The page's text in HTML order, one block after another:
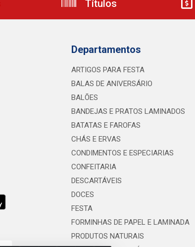
Títulos
Departamentos
ARTIGOS PARA FESTA
BALAS DE ANIVERSÁRIO
BALÕES
BANDEJAS E PRATOS LAMINADOS
BATATAS E FAROFAS
CHÁS E ERVAS
CONDIMENTOS E ESPECIARIAS
CONFEITARIA
DESCARTÁVEIS
DOCES
FESTA
FORMINHAS DE PAPEL E LAMINADA
PRODUTOS NATURAIS